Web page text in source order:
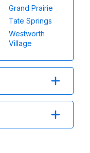
Grand Prairie
Tate Springs
Westworth
Village